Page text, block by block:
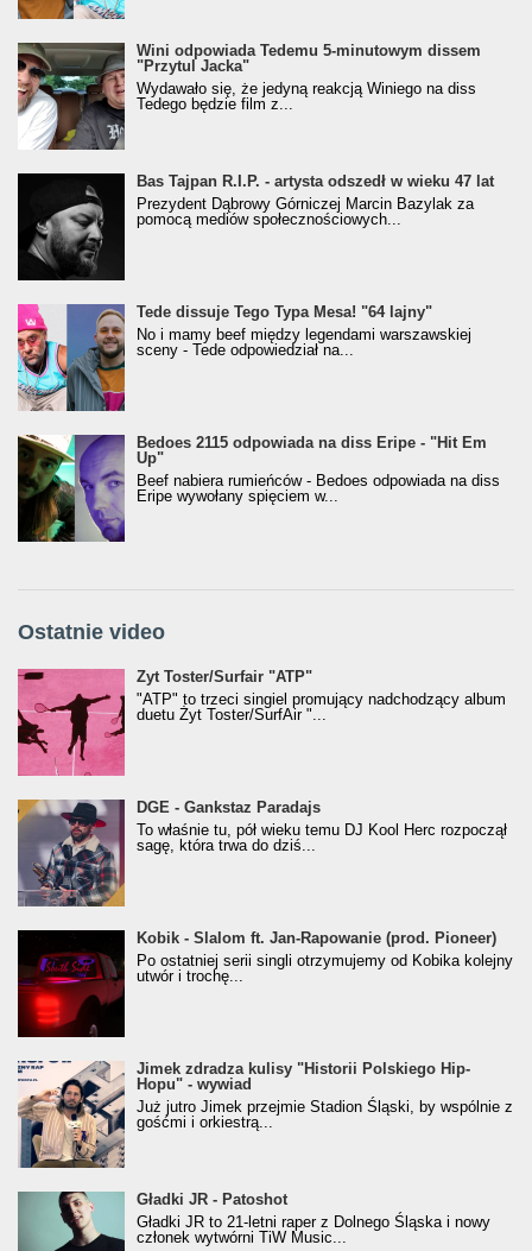
Wini odpowiada Tedemu 5-minutowym dissem
"Przytul Jacka"
Wydawało się, że jedyną reakcją Winiego na diss
Tedego będzie film z...
Bas Tajpan R.I.P. - artysta odszedł w wieku 47 lat
Prezydent Dąbrowy Górniczej Marcin Bazylak za
pomocą mediów społecznościowych...
Tede dissuje Tego Typa Mesa! "64 lajny"
No i mamy beef między legendami warszawskiej
sceny - Tede odpowiedział na...
Bedoes 2115 odpowiada na diss Eripe - "Hit Em
Up"
Beef nabiera rumieńców - Bedoes odpowiada na diss
Eripe wywołany spięciem w...
Ostatnie video
Żyt Toster/SurfAir - ATP VIDEO
Żyt Toster/Surfair "ATP"
"ATP" to trzeci singiel promujący nadchodzący album
duetu Żyt Toster/SurfAir "...
donGURALesko z nagrodą za
Klasyczny/Trueschoolowy Album Roku
(Popkillery 2023)
DGE - Gankstaz Paradajs
To właśnie tu, pół wieku temu DJ Kool Herc rozpoczął
sagę, która trwa do dziś...
Kobik - Slalom ft. Jan-Rapowanie (prod. Pioneer)
[Official Music Visualiser]
Kobik - Slalom ft. Jan-Rapowanie (prod. Pioneer)
Po ostatniej serii singli otrzymujemy od Kobika kolejny
utwór i trochę...
Jimek zdradza kulisy "Historii Polskiego Hip-
Hopu" - wywiad
Jimek zdradza kulisy "Historii Polskiego Hip-
Hopu" - wywiad
Już jutro Jimek przejmie Stadion Śląski, by wspólnie z
gośćmi i orkiestrą...
Gładki JR - Patoshot
Gładki JR - Patoshot
Gładki JR to 21-letni raper z Dolnego Śląska i nowy
członek wytwórni TiW Music...